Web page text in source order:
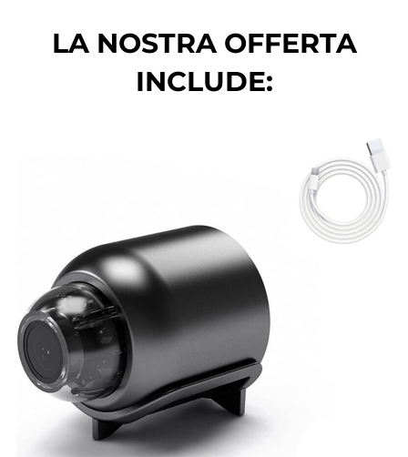
LA NOSTRA OFFERTA
INCLUDE: